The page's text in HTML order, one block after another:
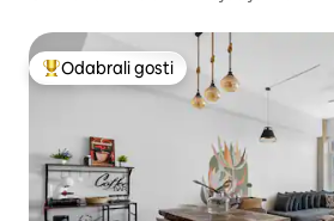
Među najviše rangiranima s oznakom
Odabrali gosti